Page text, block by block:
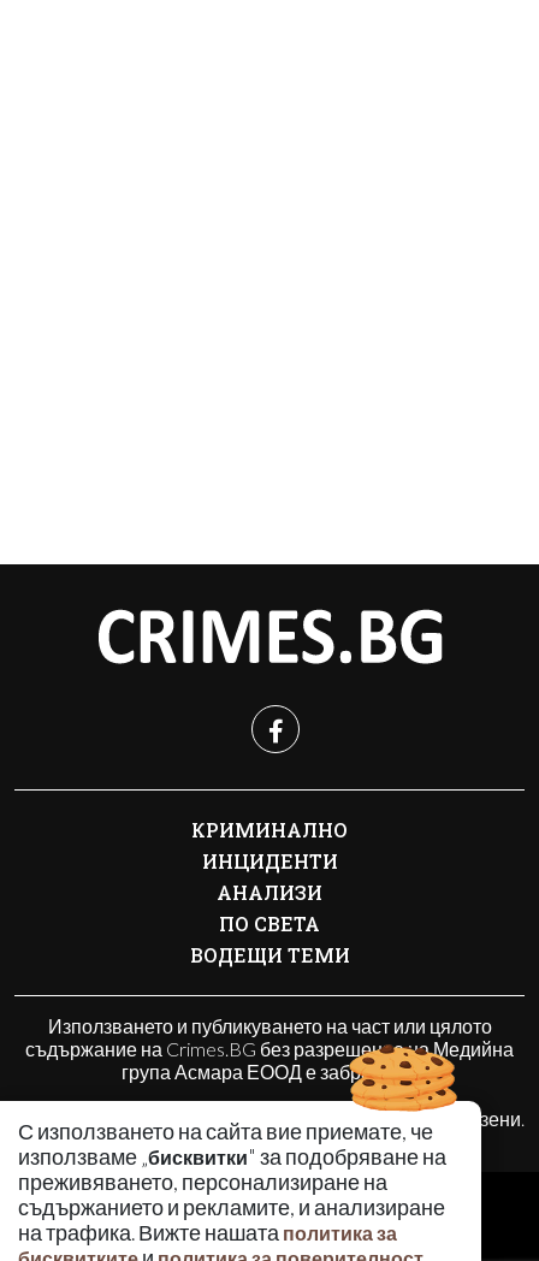
С използването на сайта вие приемате, че
използваме „бисквитки" за подобряване на
преживяването, персонализиране на
съдържанието и рекламите, и анализиране
на трафика. Вижте нашата политика за
КРИМИНАЛНО
ИНЦИДЕНТИ
АНАЛИЗИ
ПО СВЕТА
ВОДЕЩИ ТЕМИ
Използването и публикуването на част или цялото
съдържание на Crimes.BG без разрешение на Медийна
група Асмара ЕООД е забранено.
© 2010 - 2026 | Crimes.BG. Всички права запазени.
РЕКЛАМА
КОНТАКТИ